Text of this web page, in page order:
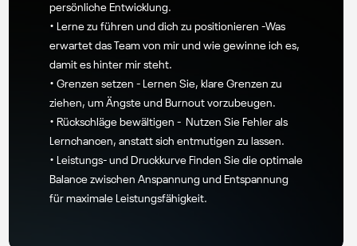
persönliche Entwicklung.
• Lerne zu führen und dich zu positionieren -Was
erwartet das Team von mir und wie gewinne ich es,
damit es hinter mir steht.
• Grenzen setzen - Lernen Sie, klare Grenzen zu
ziehen, um Ängste und Burnout vorzubeugen.
• Rückschläge bewältigen - Nutzen Sie Fehler als
Lernchancen, anstatt sich entmutigen zu lassen.
• Leistungs- und Druckkurve Finden Sie die optimale
Balance zwischen Anspannung und Entspannung
für maximale Leistungsfähigkeit.